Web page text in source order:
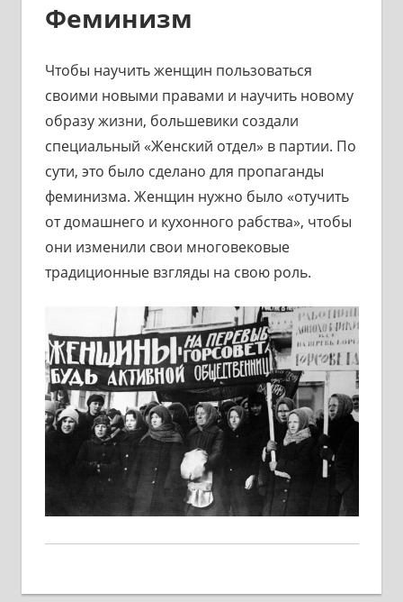
Феминизм
Чтобы научить женщин пользоваться
своими новыми правами и научить новому
образу жизни, большевики создали
специальный «Женский отдел» в партии. По
сути, это было сделано для пропаганды
феминизма. Женщин нужно было «отучить
от домашнего и кухонного рабства», чтобы
они изменили свои многовековые
традиционные взгляды на свою роль.